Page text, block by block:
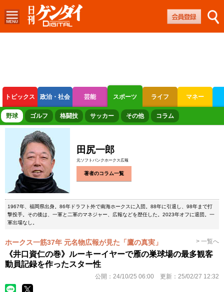
トピックス 政治・社会 芸能 スポーツ ライフ マネー
ボートレース 競輪 オートレース
野球 ゴルフ 格闘技 サッカー その他 コラム
田尻一郎
元ソフトバンクホークス広報
著者のコラム一覧
1967年、福岡県出身。86年ドラフト外で南海ホークスに入団。88年に引退し、98年まで打
撃投手。その後は、一軍と二軍のマネジャー、広報などを歴任した。2023年オフに退団。一
軍出場なし。
ホークス一筋37年 元名物広報が見た「鷹の真実」 > 一覧へ
《井口資仁の巻》ルーキーイヤーで雁の巣球場の最多観客
動員記録を作ったスター性
公開： 24/10/25 06:00 更新： 25/02/27 12:32